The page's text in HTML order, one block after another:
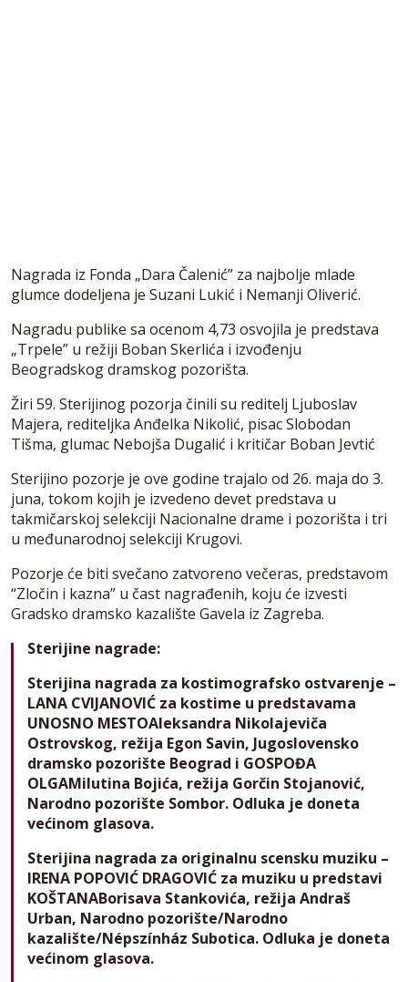
Nagrada iz Fonda „Dara Čalenić” za najbolje mlade
glumce dodeljena je Suzani Lukić i Nemanji Oliverić.
Nagradu publike sa ocenom 4,73 osvojila je predstava
„Trpele” u režiji Boban Skerlića i izvođenju
Beogradskog dramskog pozorišta.
Žiri 59. Sterijinog pozorja činili su reditelj Ljuboslav
Majera, rediteljka Anđelka Nikolić, pisac Slobodan
Tišma, glumac Nebojša Dugalić i kritičar Boban Jevtić
Sterijino pozorje je ove godine trajalo od 26. maja do 3.
juna, tokom kojih je izvedeno devet predstava u
takmičarskoj selekciji Nacionalne drame i pozorišta i tri
u međunarodnoj selekciji Krugovi.
Pozorje će biti svečano zatvoreno večeras, predstavom
“Zločin i kazna” u čast nagrađenih, koju će izvesti
Gradsko dramsko kazalište Gavela iz Zagreba.
Sterijine nagrade:
Sterijina nagrada za kostimografsko ostvarenje –
LANA CVIJANOVIĆ za kostime u predstavama
UNOSNO MESTOAleksandra Nikolajeviča
Ostrovskog, režija Egon Savin, Jugoslovensko
dramsko pozorište Beograd i GOSPOĐA
OLGAMilutina Bojića, režija Gorčin Stojanović,
Narodno pozorište Sombor. Odluka je doneta
većinom glasova.
Sterijina nagrada za originalnu scensku muziku –
IRENA POPOVIĆ DRAGOVIĆ za muziku u predstavi
KOŠTANABorisava Stankovića, režija Andraš
Urban, Narodno pozorište/Narodno
kazalište/Népszínház Subotica. Odluka je doneta
većinom glasova.